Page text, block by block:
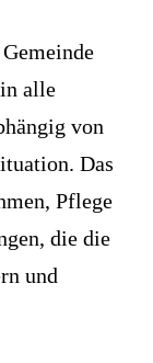
alle
von
Das
Pflege
die die
und